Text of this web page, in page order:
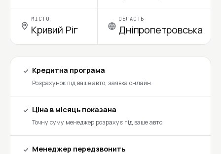
МІСТО
Кривий Ріг
ОБЛАСТЬ
Дніпропетровська
Кредитна програма
Розрахунок під ваше авто, заявка онлайн
Ціна в місяць показана
Точну суму менеджер розрахує під ваше авто
Менеджер передзвонить